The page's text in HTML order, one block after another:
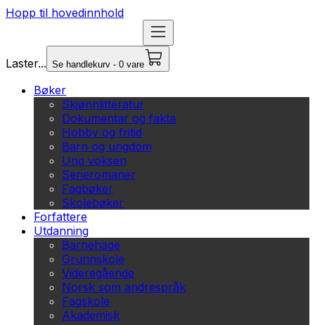
Hopp til hovedinnhold
Laster... Se handlekurv - 0 vare
Bøker
Skjønnlitteratur
Dokumentar og fakta
Hobby og fritid
Barn og ungdom
Ung voksen
Serieromaner
Fagbøker
Skolebøker
Forfattere
Utdanning
Barnehage
Grunnskole
Videregående
Norsk som andrespråk
Fagskole
Akademisk